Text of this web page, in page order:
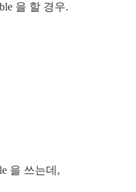
을 할 경우.
을 쓰는데,